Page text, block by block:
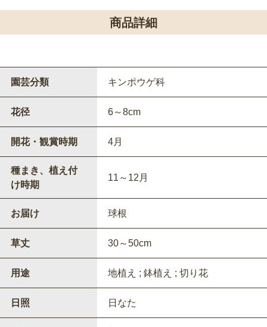
商品詳細
園芸分類 キンポウゲ科
花径 6～8cm
開花・観賞時期 4月
種まき、植え付
け時期
11～12月
お届け 球根
草丈 30～50cm
用途 地植え ; 鉢植え ; 切り花
日照 日なた